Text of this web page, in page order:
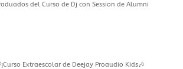
del Curso de Dj con Session de Alumni
Extraescolar de Deejay Proaudio Kids🎶